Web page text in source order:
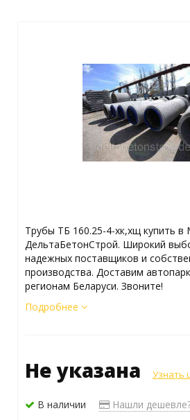
Трубы ТБ 160.25-4-хк,хщ купить в
ДельтаБетонСтрой. Широкий
надежных поставщиков и
производства. Доставим
регионам Беларуси. Звоните!
Подробнее
Не указана Узнать
В наличии Нашли